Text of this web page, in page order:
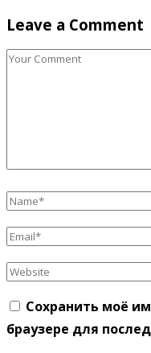
Leave a Comment
Сохранить моё
браузере для